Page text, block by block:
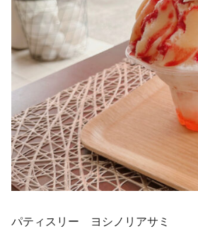
パティスリー ヨシノリアサミ